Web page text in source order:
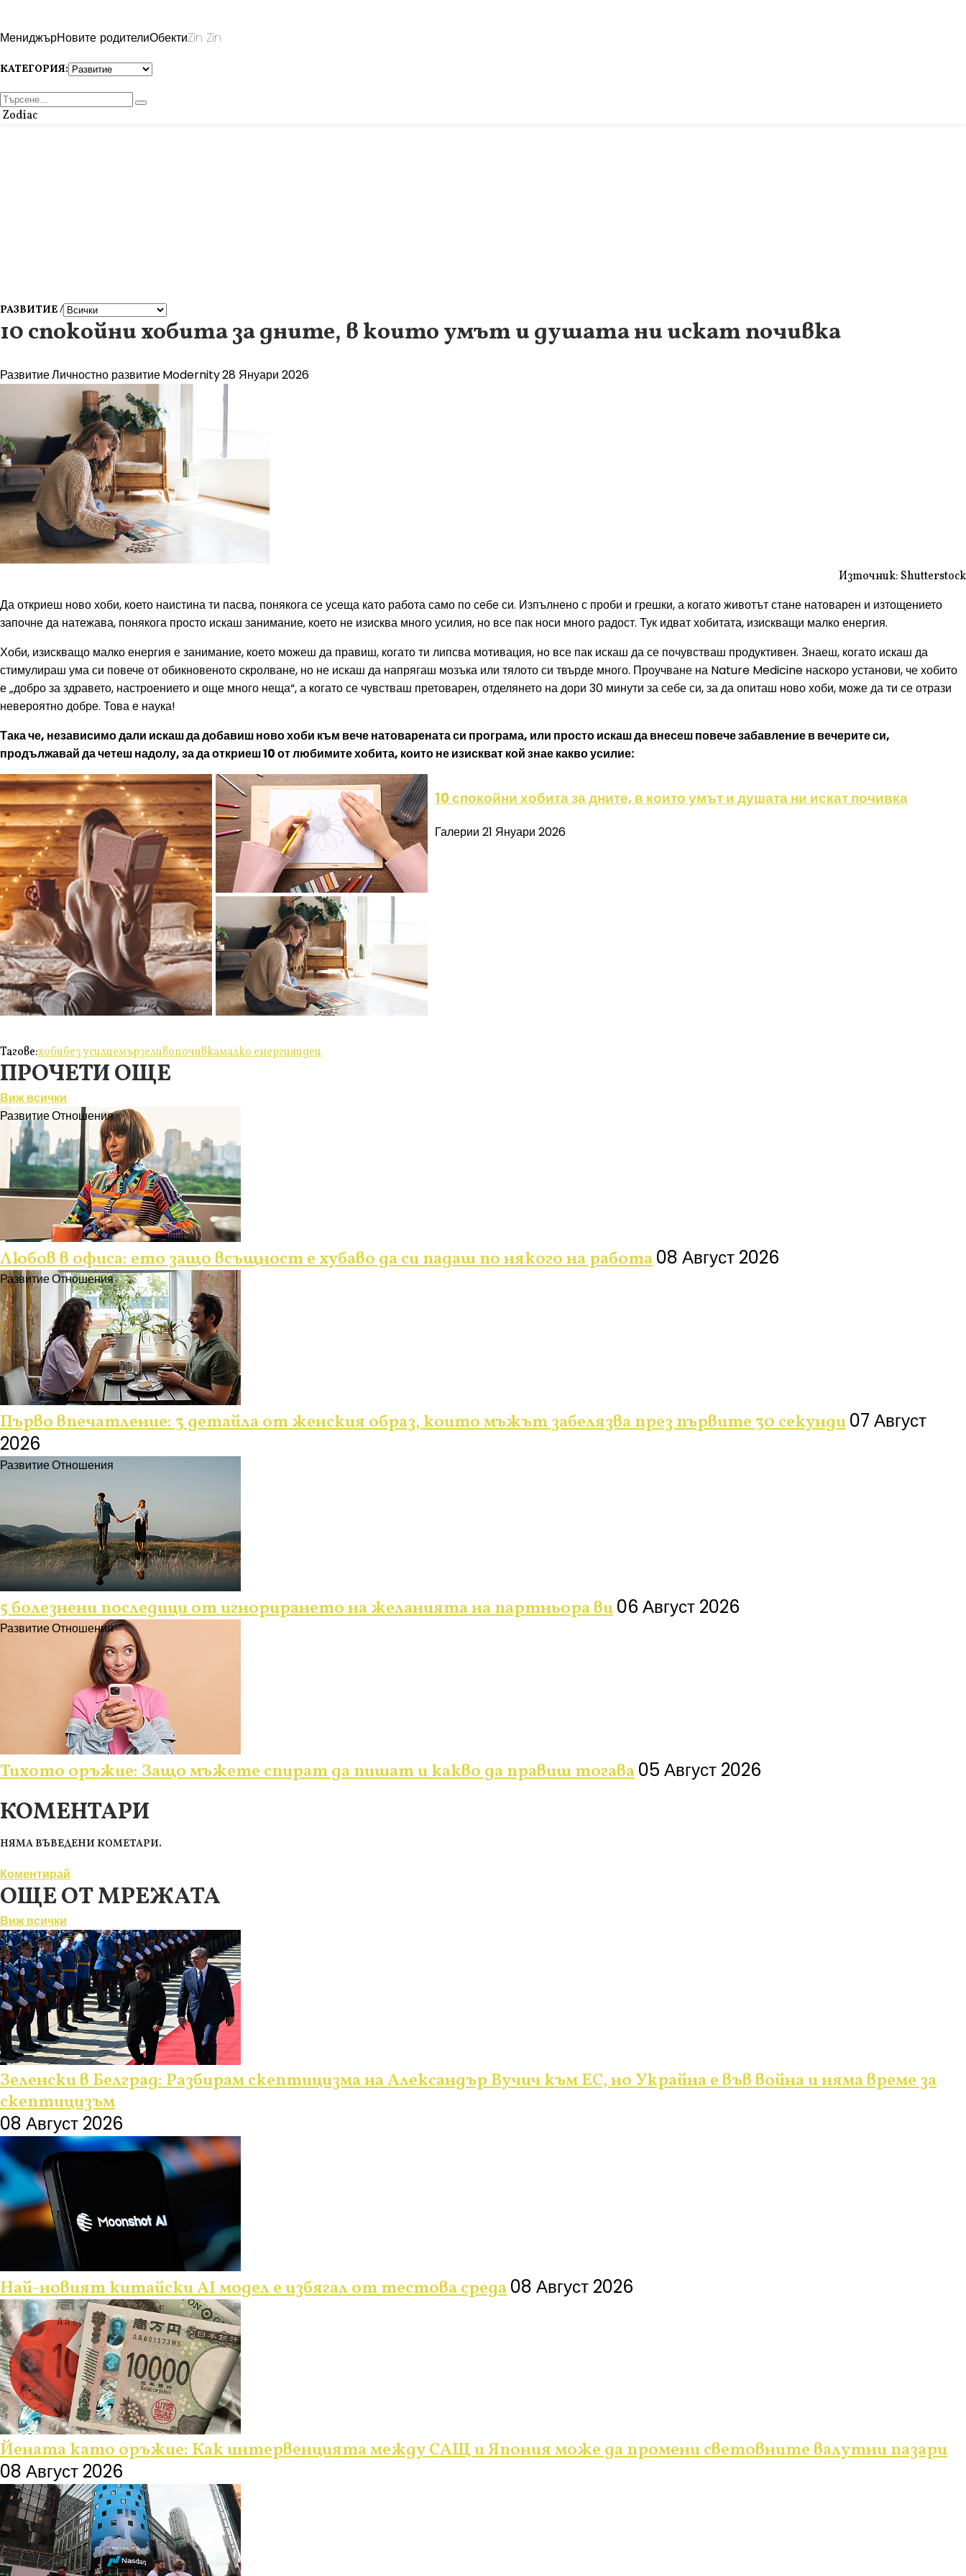
МениджърНовите родителиОбектиZin Zin
КАТЕГОРИЯ:
Zodiac
РАЗВИТИЕ /
10 спокойни хобита за дните, в които умът и душата ни искат почивка
РазвитиеЛичностно развитиеModernity28 Януари 2026
Източник: Shutterstock
Да откриеш ново хоби, което наистина ти пасва, понякога се усеща като работа само по себе си. Изпълнено с проби и грешки, а когато животът стане натоварен и изтощението
започне да натежава, понякога просто искаш занимание, което не изисква много усилия, но все пак носи много радост. Тук идват хобитата, изискващи малко енергия.
Хоби, изискващо малко енергия е занимание, което можеш да правиш, когато ти липсва мотивация, но все пак искаш да се почувстваш продуктивен. Знаеш, когато искаш да
стимулираш ума си повече от обикновеното скролване, но не искаш да напрягаш мозъка или тялото си твърде много. Проучване на Nature Medicine наскоро установи, че хобито
е „добро за здравето, настроението и още много неща“, а когато се чувстваш претоварен, отделянето на дори 30 минути за себе си, за да опиташ ново хоби, може да ти се отрази
невероятно добре. Това е наука!
Така че, независимо дали искаш да добавиш ново хоби към вече натоварената си програма, или просто искаш да внесеш повече забавление в вечерите си,
продължавай да четеш надолу, за да откриеш 10 от любимите хобита, които не изискват кой знае какво усилие:
10 спокойни хобита за дните, в които умът и душата ни искат почивка
Галерии 21 Януари 2026
Тагове:хобибез усилиемързеливопочивкамалко енергияидеи
ПРОЧЕТИ ОЩЕ
Виж всички
РазвитиеОтношения
Любов в офиса: ето защо всъщност е хубаво да си падаш по някого на работа08 Август 2026
РазвитиеОтношения
Първо впечатление: 3 детайла от женския образ, които мъжът забелязва през първите 30 секунди07 Август
2026
РазвитиеОтношения
5 болезнени последици от игнорирането на желанията на партньора ви06 Август 2026
РазвитиеОтношения
Тихото оръжие: Защо мъжете спират да пишат и какво да правиш тогава05 Август 2026
КОМЕНТАРИ
НЯМА ВЪВЕДЕНИ КОМЕТАРИ.
Коментирай
ОЩЕ ОТ МРЕЖАТА
Виж всички
Зеленски в Белград: Разбирам скептицизма на Александър Вучич към ЕС, но Украйна е във война и няма време за
скептицизъм
08 Август 2026
Най-новият китайски AI модел е избягал от тестова среда08 Август 2026
Йената като оръжие: Как интервенцията между САЩ и Япония може да промени световните валутни пазари
08 Август 2026